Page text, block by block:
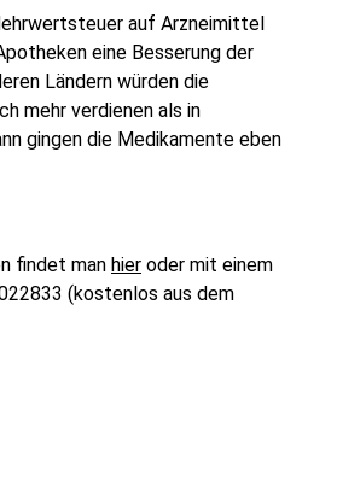
auf Arzneimittel
eine Besserung der
Ländern würden die
mehr verdienen als in
gingen die Medikamente eben
findet man hier oder mit einem
(kostenlos aus dem